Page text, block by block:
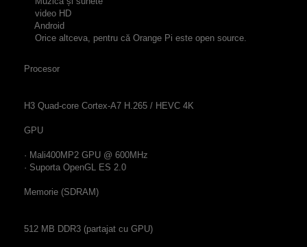
video HD
Android
Orice altceva, pentru că Orange Pi este open source.
Procesor
H3 Quad-core Cortex-A7 H.265 / HEVC 4K
GPU
· Mali400MP2 GPU @ 600MHz
· Suporta OpenGL ES 2.0
Memorie (SDRAM)
512 MB DDR3 (partajat cu GPU)